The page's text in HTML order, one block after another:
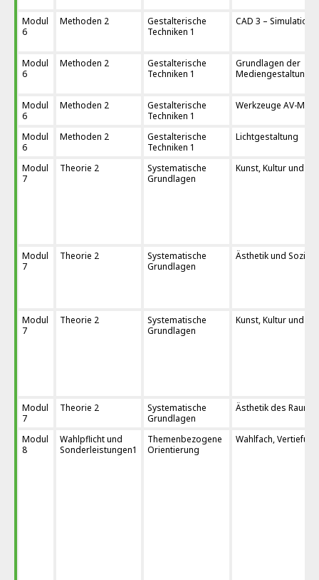
Modul
6
Methoden 2
Gestalterische
Techniken 1
CAD 3 – Simulation
Modul
6
Methoden 2
Gestalterische
Techniken 1
Grundlagen der
Mediengestaltung 2
Modul
6
Methoden 2
Gestalterische
Techniken 1
Werkzeuge AV-
Modul
6
Methoden 2
Gestalterische
Techniken 1
Lichtgestaltung
Modul
7
Theorie 2
Systematische
Grundlagen
Kunst, Kultur und
Modul
7
Theorie 2
Systematische
Grundlagen
Ästhetik und
Modul
7
Theorie 2
Systematische
Grundlagen
Kunst, Kultur und
Modul
7
Theorie 2
Systematische
Grundlagen
Ästhetik des Raums
Modul
8
Wahlpflicht und
Sonderleistungen1
Themenbezogene
Orientierung
Wahlfach, Vertiefung